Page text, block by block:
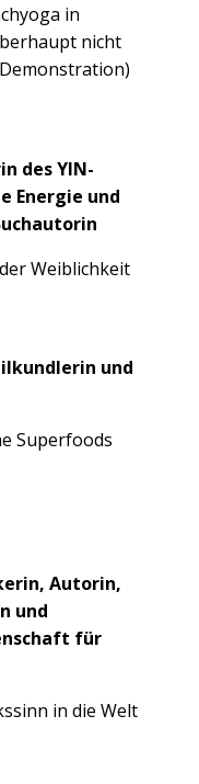
in
nicht
des YIN-
Energie und
Weiblichkeit
und
Superfoods
Autorin,
und
für
in die Welt